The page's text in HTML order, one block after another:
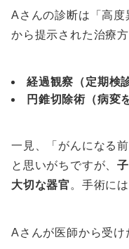
Aさんの診断は「高
から提示された治療
経過観察（定期検
円錐切除術（病変
一見、「がんになる
と思いがちですが、
大切な器官。手術に
Aさんが医師から受け